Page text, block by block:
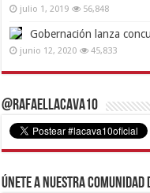
julio 1, 2019 56,848
Gobernación lanza
junio 12, 2020 45,833
@RafaelLacava10
Únete a nuestra comunidad